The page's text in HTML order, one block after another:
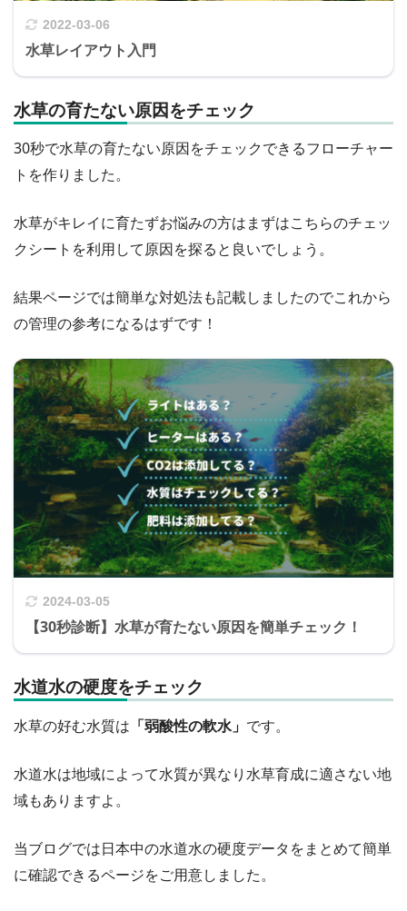
2022-03-06
水草レイアウト入門
水草の育たない原因をチェック
30秒で水草の育たない原因をチェックできるフローチャー
トを作りました。
水草がキレイに育たずお悩みの方はまずはこちらのチェッ
クシートを利用して原因を探ると良いでしょう。
結果ページでは簡単な対処法も記載しましたのでこれから
の管理の参考になるはずです！
2024-03-05
【30秒診断】水草が育たない原因を簡単チェック！
水道水の硬度をチェック
水草の好む水質は 「弱酸性の軟水」 です。
水道水は地域によって水質が異なり水草育成に適さない地
域もありますよ。
当ブログでは日本中の水道水の硬度データをまとめて簡単
に確認できるページをご用意しました。